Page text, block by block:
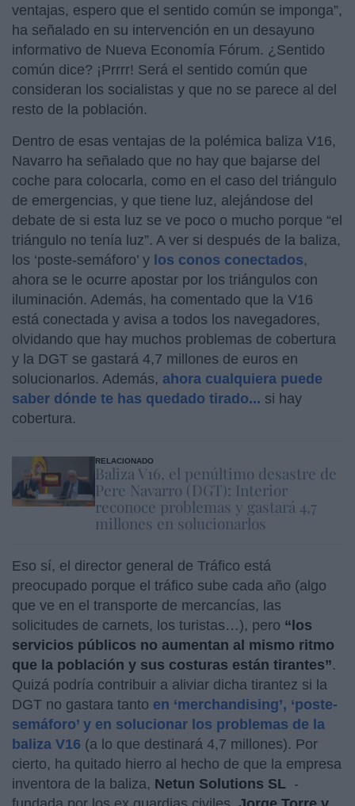
ventajas, espero que el sentido común se imponga”,
ha señalado en su intervención en un desayuno
informativo de Nueva Economía Fórum. ¿Sentido
común dice? ¡Prrrr! Será el sentido común que
consideran los socialistas y que no se parece al del
resto de la población.
Dentro de esas ventajas de la polémica baliza V16,
Navarro ha señalado que no hay que bajarse del
coche para colocarla, como en el caso del triángulo
de emergencias, y que tiene luz, alejándose del
debate de si esta luz se ve poco o mucho porque “el
triángulo no tenía luz”. A ver si después de la baliza,
los ‘poste-semáforo’ y los conos conectados,
ahora se le ocurre apostar por los triángulos con
iluminación. Además, ha comentado que la V16
está conectada y avisa a todos los navegadores,
olvidando que hay muchos problemas de cobertura
y la DGT se gastará 4,7 millones de euros en
solucionarlos. Además, ahora cualquiera puede
saber dónde te has quedado tirado... si hay
cobertura.
RELACIONADO
Baliza V16, el penúltimo desastre de
Pere Navarro (DGT): Interior
reconoce problemas y gastará 4,7
millones en solucionarlos
Eso sí, el director general de Tráfico está
preocupado porque el tráfico sube cada año (algo
que ve en el transporte de mercancías, las
solicitudes de carnets, los turistas…), pero “los
servicios públicos no aumentan al mismo ritmo
que la población y sus costuras están tirantes”.
Quizá podría contribuir a aliviar dicha tirantez si la
DGT no gastara tanto en ‘merchandising’, ‘poste-
semáforo’ y en solucionar los problemas de la
baliza V16 (a lo que destinará 4,7 millones). Por
cierto, ha quitado hierro al hecho de que la empresa
inventora de la baliza, Netun Solutions SL -